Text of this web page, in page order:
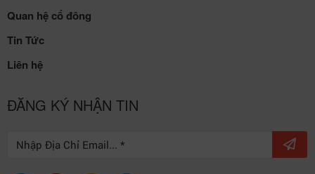
Quan hệ cổ đông
Tin Tức
Liên hệ
ĐĂNG KÝ NHẬN TIN